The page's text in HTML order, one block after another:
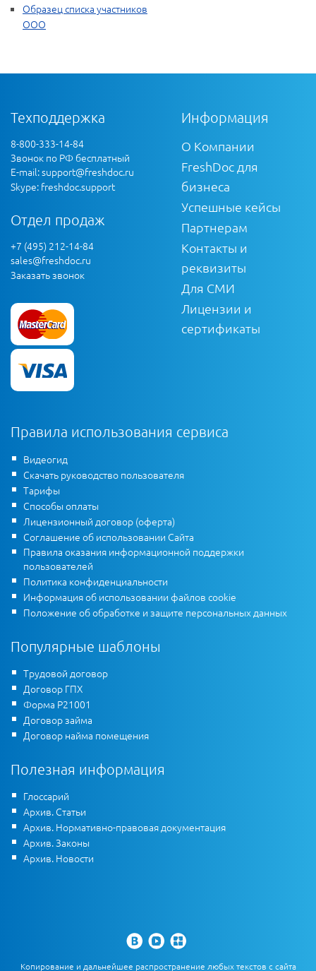
Образец списка участников
ООО
Техподдержка
8-800-333-14-84
Звонок по РФ бесплатный
E-mail:support@freshdoc.ru
Skype: freshdoc.support
Отдел продаж
+7 (495) 212-14-84
sales@freshdoc.ru
Заказать звонок
Информация
О Компании
FreshDoc для
бизнеса
Успешные кейсы
Партнерам
Контакты и
реквизиты
Для СМИ
Лицензии и
сертификаты
Правила использования сервиса
Видеогид
Скачать руководство пользователя
Тарифы
Способы оплаты
Лицензионный договор (оферта)
Соглашение об использовании Сайта
Правила оказания информационной поддержки
пользователей
Политика конфиденциальности
Информация об использовании файлов cookie
Положение об обработке и защите персональных данных
Популярные шаблоны
Трудовой договор
Договор ГПХ
Форма Р21001
Договор займа
Договор найма помещения
Полезная информация
Глоссарий
Архив. Статьи
Архив. Нормативно-правовая документация
Архив. Законы
Архив. Новости
Копирование и дальнейшее распространение любых текстов с сайта